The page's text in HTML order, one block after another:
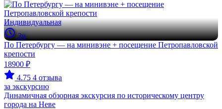
Индивидуальная
3ч
По Петербургу — на минивэне + посещение Петропавловской
крепости
18900 ₽
4.75 4 отзыва
за экскурсию
Динамичная обзорная экскурсия по историческому центру
города на Неве